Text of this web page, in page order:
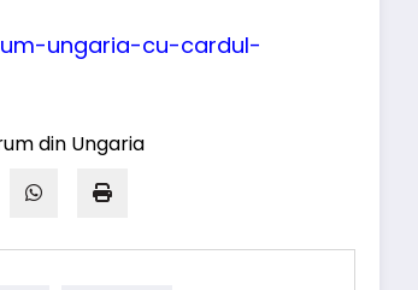
ungaria-cu-cardul-